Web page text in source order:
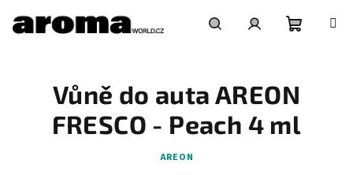
obsah
košík
Vůně do auta AREON
FRESCO - Peach 4 ml
AREON